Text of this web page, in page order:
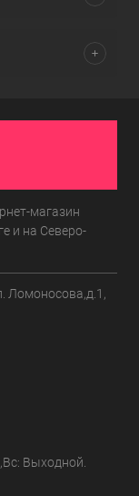
магазин
и на Северо-
Ломоносова,д.1,
Выходной.